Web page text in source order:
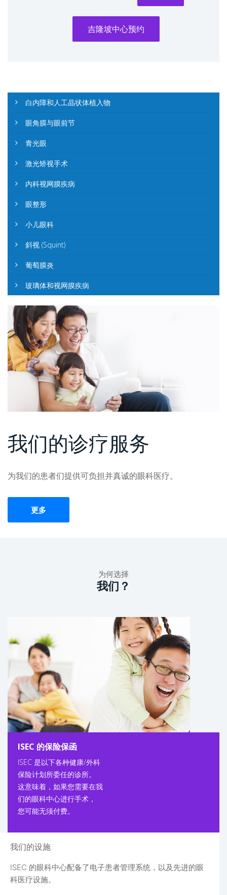
吉隆坡中心预约
白内障和人工晶状体植入物
眼角膜与眼前节
青光眼
激光矫视手术
内科视网膜疾病
眼整形
小儿眼科
斜视 (Squint)
葡萄膜炎
玻璃体和视网膜疾病
我们的诊疗服务
为我们的患者们提供可负担并真诚的眼科医疗。
更多
为何选择
我们？
ISEC 的保险保函
ISEC 是以下各种健康/外科
保险计划所委任的诊所。
这意味着，如果您需要在我
们的眼科中心进行手术，
您可能无须付费。
我们的设施
ISEC 的眼科中心配备了电子患者管理系统，以及先进的眼
科医疗设施。